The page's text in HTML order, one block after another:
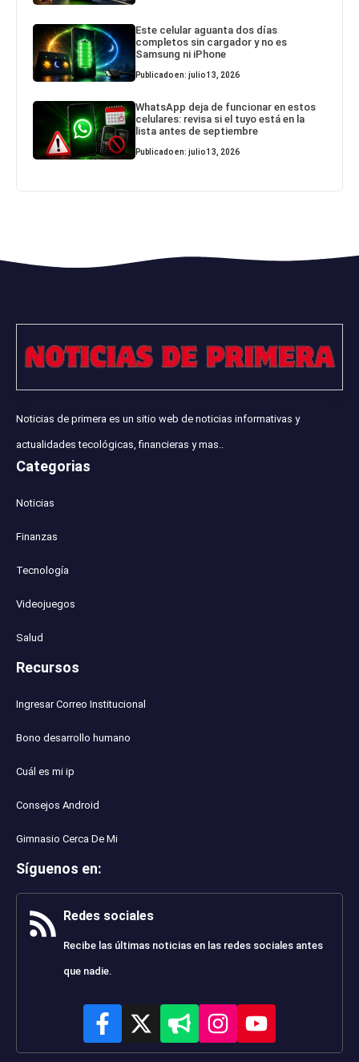
Este celular aguanta dos días
completos sin cargador y no es
Samsung ni iPhone
Publicado en: julio 13, 2026
WhatsApp deja de funcionar en estos
celulares: revisa si el tuyo está en la
lista antes de septiembre
Publicado en: julio 13, 2026
Noticias de primera es un sitio web de noticias informativas y
actualidades tecológicas, financieras y mas..
Categorias
Noticias
Finanzas
Tecnología
Videojuegos
Salud
Recursos
Ingresar Correo Institucional
Bono desarrollo humano
Cuál es mi ip
Consejos Android
Gimnasio Cerca De Mi
Síguenos en:
Redes sociales
Recibe las últimas noticias en las redes sociales antes
que nadie.